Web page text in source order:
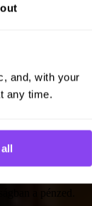
and, with your
any time.
a pénzed.